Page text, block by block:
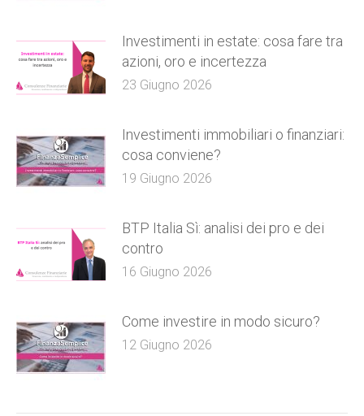
Investimenti in estate: cosa fare tra
azioni, oro e incertezza
23 Giugno 2026
Investimenti immobiliari o finanziari:
cosa conviene?
19 Giugno 2026
BTP Italia Sì: analisi dei pro e dei
contro
16 Giugno 2026
Come investire in modo sicuro?
12 Giugno 2026